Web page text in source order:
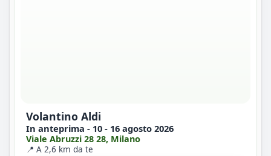
Volantino Aldi
In anteprima - 10 - 16 agosto 2026
Viale Abruzzi 28 28, Milano
📍 A 2,6 km da te